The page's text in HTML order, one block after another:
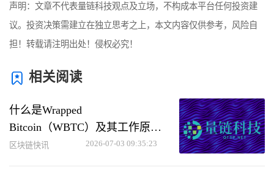
声明：文章不代表量链科技观点及立场，不构成本平台任何投资建
议。投资决策需建立在独立思考之上，本文内容仅供参考，风险自
担！转载请注明出处！侵权必究！
相关阅读
什么是Wrapped
Bitcoin（WBTC）及其工作原理
详解
区块链快讯 2026-07-03 09:35:23